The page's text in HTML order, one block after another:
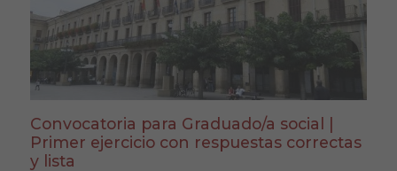
Convocatoria para Graduado/a social |
Primer ejercicio con respuestas correctas
y lista